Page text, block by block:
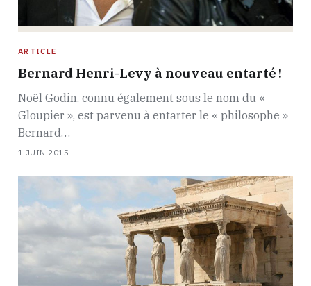
ARTICLE
Bernard Henri-Levy à nouveau entarté !
Noël Godin, connu également sous le nom du «
Gloupier », est parvenu à entarter le « philosophe »
Bernard…
1 JUIN 2015